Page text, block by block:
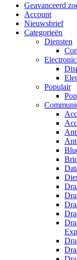
Geavanceerd
Account
Nieuwsbrief
Categorieën
Diensten
Populair